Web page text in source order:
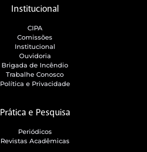
Institucional
CIPA
Comissões
Institucional
Ouvidoria
Brigada de Incêndio
Trabalhe Conosco
Política e Privacidade
Prática e Pesquisa
Periódicos
Revistas Acadêmicas